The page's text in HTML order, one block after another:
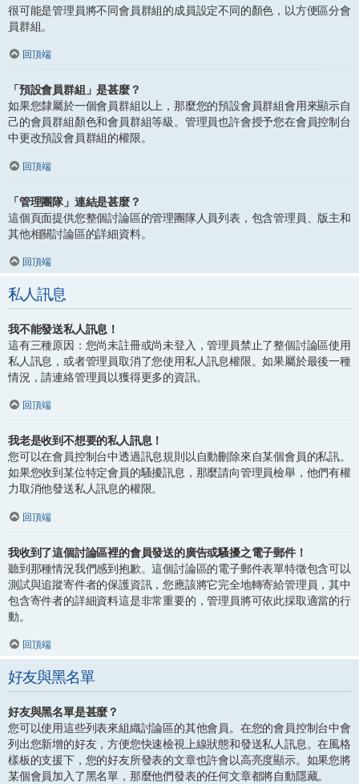
很可能是管理員將不同會員群組的成員設定不同的顏色，以方便區分會
員群組。
回頂端
「預設會員群組」是甚麼？
如果您隸屬於一個會員群組以上，那麼您的預設會員群組會用來顯示自
己的會員群組顏色和會員群組等級。管理員也許會授予您在會員控制台
中更改預設會員群組的權限。
回頂端
「管理團隊」連結是甚麼？
這個頁面提供您整個討論區的管理團隊人員列表，包含管理員、版主和
其他相關討論區的詳細資料。
回頂端
私人訊息
我不能發送私人訊息！
這有三種原因：您尚未註冊或尚未登入，管理員禁止了整個討論區使用
私人訊息，或者管理員取消了您使用私人訊息權限。如果屬於最後一種
情況，請連絡管理員以獲得更多的資訊。
回頂端
我老是收到不想要的私人訊息！
您可以在會員控制台中透過訊息規則以自動刪除來自某個會員的私訊。
如果您收到某位特定會員的騷擾訊息，那麼請向管理員檢舉，他們有權
力取消他發送私人訊息的權限。
回頂端
我收到了這個討論區裡的會員發送的廣告或騷擾之電子郵件！
聽到那種情況我們感到抱歉。這個討論區的電子郵件表單特徵包含可以
測試與追蹤寄件者的保護資訊，您應該將它完全地轉寄給管理員，其中
包含寄件者的詳細資料這是非常重要的，管理員將可依此採取適當的行
動。
回頂端
好友與黑名單
好友與黑名單是甚麼？
您可以使用這些列表來組織討論區的其他會員。在您的會員控制台中會
列出您新增的好友，方便您快速檢視上線狀態和發送私人訊息。在風格
樣板的支援下，您的好友所發表的文章也許會以高亮度顯示。如果您將
某個會員加入了黑名單，那麼他們發表的任何文章都將自動隱藏。